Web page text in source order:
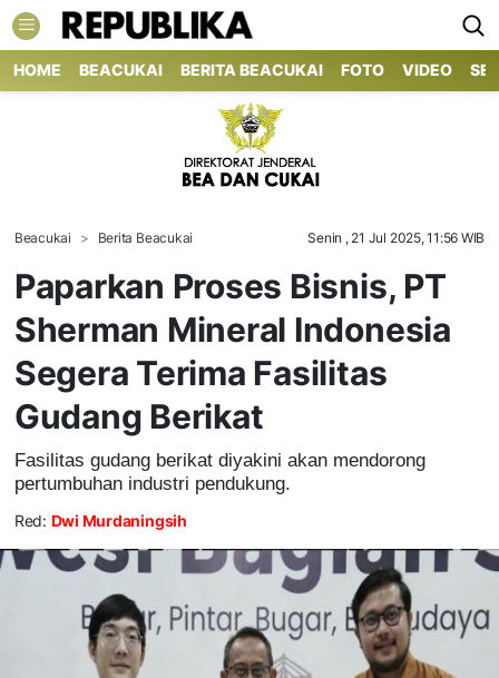
HOME BEACUKAI BERITA BEACUKAI FOTO VIDEO
Beacukai Berita Beacukai Senin , 21 Jul 2025, 11:56 WIB
Paparkan Proses Bisnis, PT
Sherman Mineral Indonesia
Segera Terima Fasilitas
Gudang Berikat
Fasilitas gudang berikat diyakini akan mendorong
pertumbuhan industri pendukung.
Red: Dwi Murdaningsih